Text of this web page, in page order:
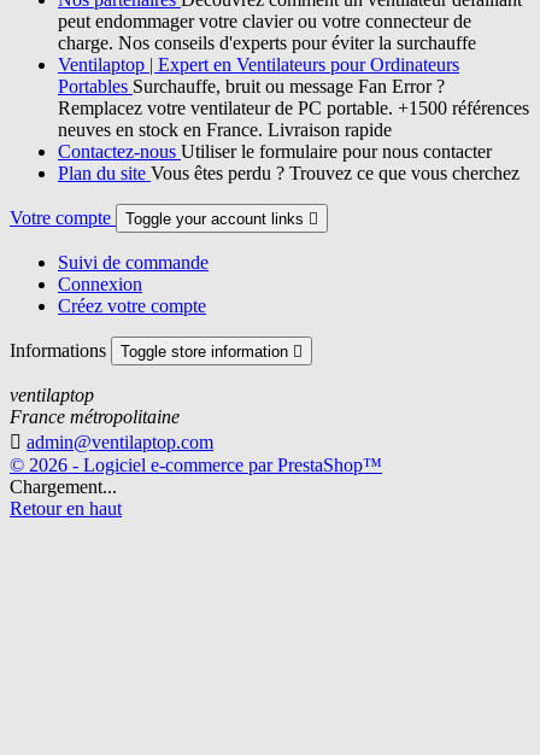
peut endommager votre clavier ou votre connecteur de
charge. Nos conseils d'experts pour éviter la surchauffe
Ventilaptop | Expert en Ventilateurs pour Ordinateurs
Portables Surchauffe, bruit ou message Fan Error ?
Remplacez votre ventilateur de PC portable. +1500 références
neuves en stock en France. Livraison rapide
Contactez-nous Utiliser le formulaire pour nous contacter
Plan du site Vous êtes perdu ? Trouvez ce que vous cherchez
Votre compte Toggle your account links 
Suivi de commande
Connexion
Créez votre compte
Informations Toggle store information 
ventilaptop
France métropolitaine
 admin@ventilaptop.com
© 2026 - Logiciel e-commerce par PrestaShop™
Chargement...
Retour en haut